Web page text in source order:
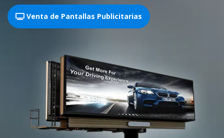
Venta de Pantallas Publicitarias